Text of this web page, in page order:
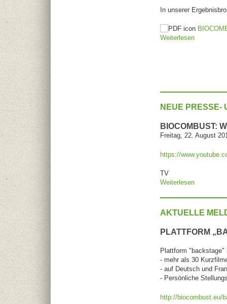
In unserer
Weiterlesen
NEUE PRESSE-
BIOCOMBUST:
Freitag, 22. August
https://
TV
Weiterlesen
AKTUELLE
PLATTFORM
Plattform "backstage"
- mehr als 30
- auf Deutsch und
- Persönliche
http://biocombust.eu/